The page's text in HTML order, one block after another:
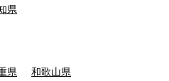
県
県 和歌山県